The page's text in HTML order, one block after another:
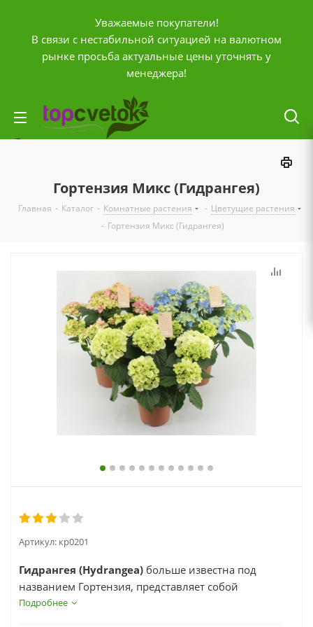
Уважаемые покупатели!
В связи с нестабильной ситуацией на валютном
рынке просьба актуальные цены уточнять у
менеджера!
Отложенные
Сравнение товаров
Время работыПН-ПТ с 10:00 до 20:00СБ и ВС
zakaz@topcvetok.ru
Гортензия Микс (Гидрангея)
Главная - Каталог - Комнатные растения - Цветущие растения
- Гортензия Микс (Гидрангея)
Артикул: кр0201
Гидрангея (Hydrangea) больше известна под
названием Гортензия, представляет собой
компактный и округлый кустарник с
Подробнее